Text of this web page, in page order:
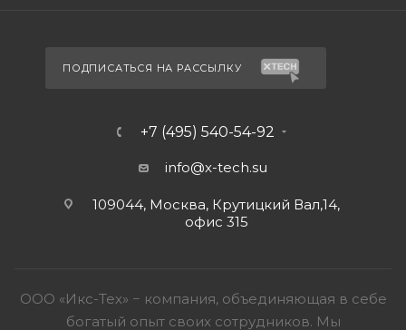
ПОДПИСАТЬСЯ НА РАССЫЛКУ
+7 (495) 540-54-92
info@x-tech.su
109044, Москва, Крутицкий Вал,14,
офис 315
ООО «Икс-Тех» − компания, объединяющая в себе
богатый опыт своих сотрудников. Мы